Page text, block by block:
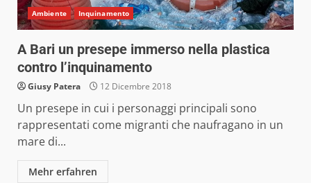
Ambiente Inquinamento
A Bari un presepe immerso nella plastica
contro l’inquinamento
Giusy Patera 12 Dicembre 2018
Un presepe in cui i personaggi principali sono
rappresentati come migranti che naufragano in un
mare di...
Mehr erfahren